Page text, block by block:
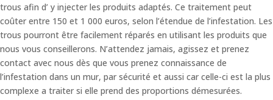
trous afin d’ y injecter les produits adaptés. Ce traitement peut
coûter entre 150 et 1 000 euros, selon l’étendue de l’infestation. Les
trous pourront être facilement réparés en utilisant les produits que
nous vous conseillerons. N’attendez jamais, agissez et prenez
contact avec nous dès que vous prenez connaissance de
l’infestation dans un mur, par sécurité et aussi car celle-ci est la plus
complexe a traiter si elle prend des proportions démesurées.